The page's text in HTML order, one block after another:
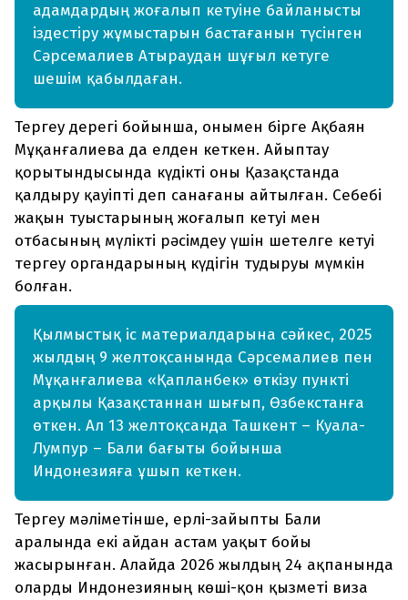
адамдардың жоғалып кетуіне байланысты
іздестіру жұмыстарын бастағанын түсінген
Сәрсемалиев Атыраудан шұғыл кетуге
шешім қабылдаған.
Тергеу дерегі бойынша, онымен бірге Ақбаян
Мұқанғалиева да елден кеткен. Айыптау
қорытындысында күдікті оны Қазақстанда
қалдыру қауіпті деп санағаны айтылған. Себебі
жақын туыстарының жоғалып кетуі мен
отбасының мүлікті рәсімдеу үшін шетелге кетуі
тергеу органдарының күдігін тудыруы мүмкін
болған.
Қылмыстық іс материалдарына сәйкес, 2025
жылдың 9 желтоқсанында Сәрсемалиев пен
Мұқанғалиева «Қапланбек» өткізу пункті
арқылы Қазақстаннан шығып, Өзбекстанға
өткен. Ал 13 желтоқсанда Ташкент – Куала-
Лумпур – Бали бағыты бойынша
Индонезияға ұшып кеткен.
Тергеу мәліметінше, ерлі-зайыпты Бали
аралында екі айдан астам уақыт бойы
жасырынған. Алайда 2026 жылдың 24 ақпанында
оларды Индонезияның көші-қон қызметі виза